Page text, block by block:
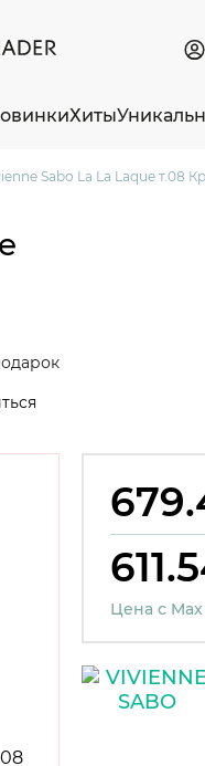
Хиты
Sabo La La Laque т.08
Цена с